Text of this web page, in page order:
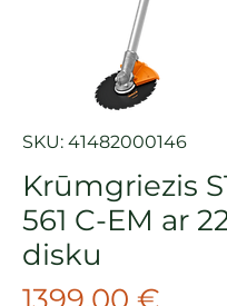
SKU: 41482000146
Krūmgriezis
561 C-EM ar
disku